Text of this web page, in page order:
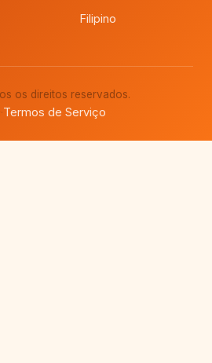
Filipino
os direitos reservados.
·Termos de Serviço